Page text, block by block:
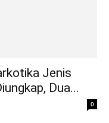
Jenis
Dua...
0